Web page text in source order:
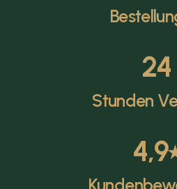
24
Stunden
4,9